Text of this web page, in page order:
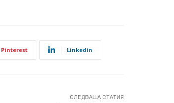
Pinterest Linkedin
СЛЕДВАЩА СТАТИЯ